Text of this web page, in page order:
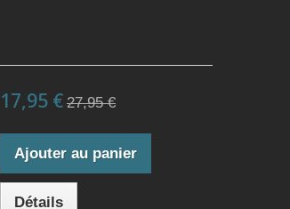
17,95 € 27,95 €
Ajouter au panier
Détails